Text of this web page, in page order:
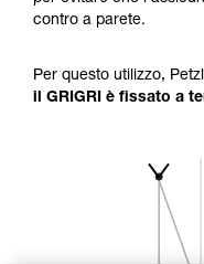
formazione
Verificate con
sicurezza,
Forniamo
contro a parete.
Per questo utilizzo,
il GRIGRI è fissato a